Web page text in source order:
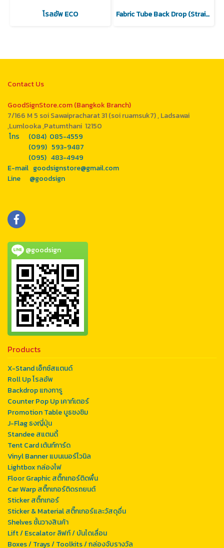
โรลอัพ ECO Fabric Tube Back Drop (Straight)
Contact Us
GoodSignStore.com (Bangkok Branch)
7/166 M 5 soi Sawaipracharat 31 (soi ruamsuk7) , Ladsawai
,Lumlooka ,Patumthani 12150
โทร (084) 085-4559
(099) 593-9487
(095) 483-4949
E-mail goodsignstore@gmail.com
Line @goodsign
@goodsign
Products
X-Stand เอ็กซ์สแตนด์
Roll Up โรลอัพ
Backdrop แกงการู
Counter Pop Up เคาท์เตอร์
Promotion Table บูธชงชิม
J-Flag ธงญี่ปุ่น
Standee สแตนดี้
Tent Card เต้นท์การ์ด
Vinyl Banner แบนเนอร์ไวนิล
Lightbox กล่องไฟ
Floor Graphic สติ๊กเกอร์ติดพื้น
Car Warp สติ๊กเกอร์ติดรถยนต์
Sticker สติ๊กเกอร์
Sticker & Material สติ๊กเกอร์และวัสดุอื่น
Shelves ชั้นวางสินค้า
Lift / Escalator ลิฟท์ / บันไดเลื่อน
Boxes / Trays / Toolkits / กล่องจับรางวัล